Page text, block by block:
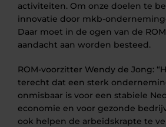
activiteiten. Om onze doelen te
innovatie door mkb-
Daar moet in de ogen van de
aandacht aan worden besteed.
ROM-voorzitter Wendy de Jong:
terecht dat een sterk
onmisbaar is voor een stabiele
economie en voor gezonde
ook helpen de arbeidskrapte te